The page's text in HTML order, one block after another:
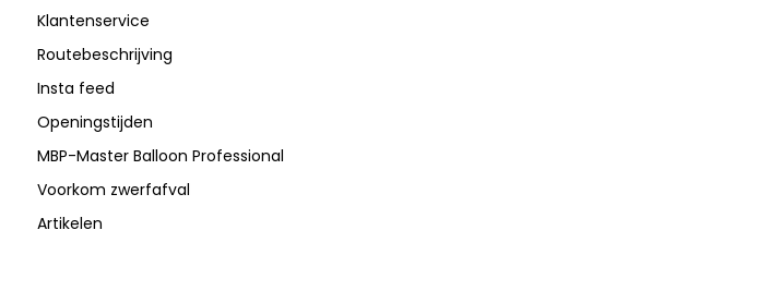
Klantenservice
Routebeschrijving
Insta feed
Openingstijden
MBP-Master Balloon Professional
Voorkom zwerfafval
Artikelen